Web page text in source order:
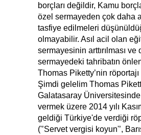
borçları değildir, Kamu
özel sermayeden çok daha
tasfiye edilmeleri
olmayabilir. Asıl acil olan
sermayesinin arttırılması ve
sermayedeki tahribatın
Thomas Piketty’nin röportajı
Şimdi gelelim Thomas
Galatasaray
vermek üzere 2014 yılı
geldiği Türkiye'de verdiği
('’Servet vergisi koyun'’,